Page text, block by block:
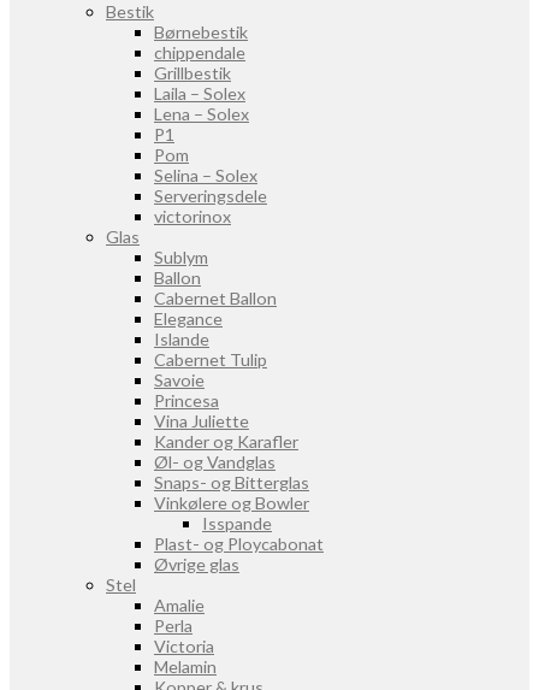
Bestik
Børnebestik
chippendale
Grillbestik
Laila – Solex
Lena – Solex
P1
Pom
Selina – Solex
Serveringsdele
victorinox
Glas
Sublym
Ballon
Cabernet Ballon
Elegance
Islande
Cabernet Tulip
Savoie
Princesa
Vina Juliette
Kander og Karafler
Øl- og Vandglas
Snaps- og Bitterglas
Vinkølere og Bowler
Isspande
Plast- og Ploycabonat
Øvrige glas
Stel
Amalie
Perla
Victoria
Melamin